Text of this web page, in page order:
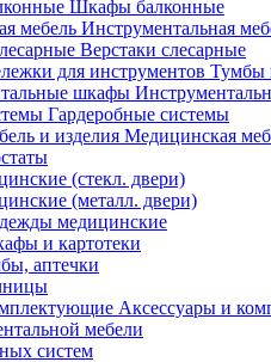
Шкафы балконные
Инструментальная
Верстаки слесарные
Тумбы
Гардеробные системы
Медицинская
(стекл. двери)
(металл. двери)
медицинские
и картотеки
аптечки
Аксессуары и
мебели
систем